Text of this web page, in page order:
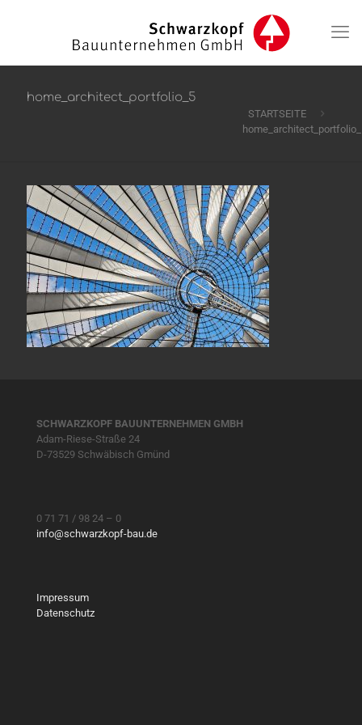
home_architect_portfolio_5
STARTSEITE
SCHWARZKOPF BAUUNTERNEHMEN GMBH
Adam-Riese-Straße 24
D-73529 Schwäbisch Gmünd
0 71 71 / 98 24 – 0
info@schwarzkopf-bau.de
Impressum
Datenschutz